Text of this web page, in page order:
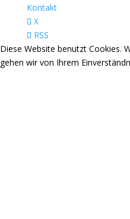
Kontakt
X
RSS
Diese Website benutzt Cookies.
gehen wir von Ihrem